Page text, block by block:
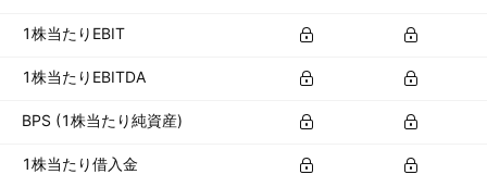
1株当たりEBIT
1株当たりEBITDA
BPS (1株当たり純資産)
1株当たり借入金